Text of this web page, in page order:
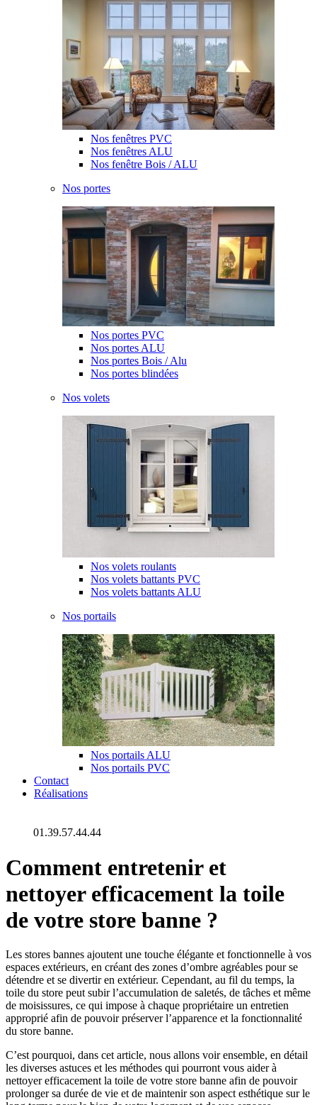
Nos fenêtres PVC
Nos fenêtres ALU
Nos fenêtre Bois / ALU
Nos portes
Nos portes PVC
Nos portes ALU
Nos portes Bois / Alu
Nos portes blindées
Nos volets
Nos volets roulants
Nos volets battants PVC
Nos volets battants ALU
Nos portails
Nos portails ALU
Nos portails PVC
Contact
Réalisations
01.39.57.44.44
Comment entretenir et
nettoyer efficacement la toile
de votre store banne ?
Les stores bannes ajoutent une touche élégante et fonctionnelle à vos
espaces extérieurs, en créant des zones d’ombre agréables pour se
détendre et se divertir en extérieur. Cependant, au fil du temps, la
toile du store peut subir l’accumulation de saletés, de tâches et même
de moisissures, ce qui impose à chaque propriétaire un entretien
approprié afin de pouvoir préserver l’apparence et la fonctionnalité
du store banne.
C’est pourquoi, dans cet article, nous allons voir ensemble, en détail
les diverses astuces et les méthodes qui pourront vous aider à
nettoyer efficacement la toile de votre store banne afin de pouvoir
prolonger sa durée de vie et de maintenir son aspect esthétique sur le